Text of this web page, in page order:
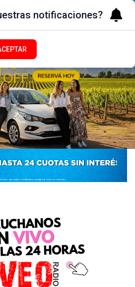
notificaciones?